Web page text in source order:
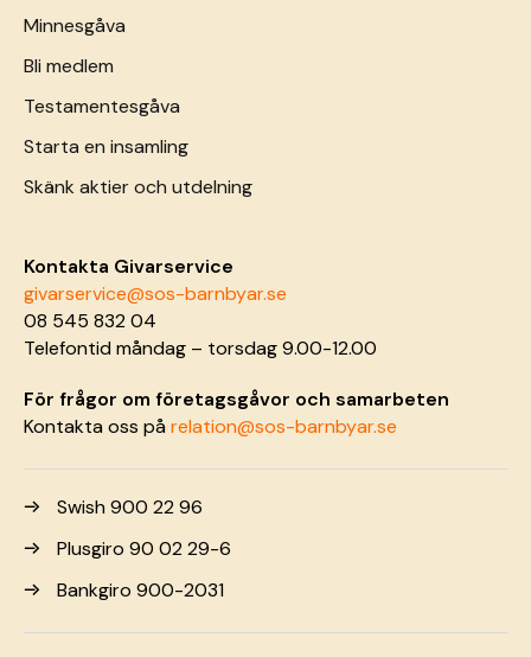
Minnesgåva
Bli medlem
Testamentesgåva
Starta en insamling
Skänk aktier och utdelning
Kontakta Givarservice
givarservice@sos-barnbyar.se
08 545 832 04
Telefontid måndag – torsdag 9.00-12.00
För frågor om företagsgåvor och samarbeten
Kontakta oss pårelation@sos-barnbyar.se
Swish 900 22 96
Plusgiro 90 02 29-6
Bankgiro 900-2031